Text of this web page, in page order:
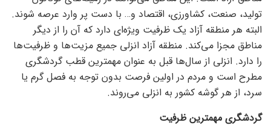
تولید، صنعت، کشاورزی، اقتصاد و… با دست پر وارد عرصه شوند.
البته هر منطقه آزاد یک ظرفیت ویژه‌ای دارد که آن را از دیگر
مناطق مجزا می‌کند. منطقه آزاد انزلی جمیع مزیت‌ها و ظرفیت‌ها
را دارد. انزلی از سال‌ها قبل به عنوان مهمترین قطب گردشگری
مطرح است و مردم در اولین فرصت بدون توجه به فصل گرم یا
سرد، از هر گوشه کشور به انزلی می‌روند.
گردشگری مهمترین ظرفیت